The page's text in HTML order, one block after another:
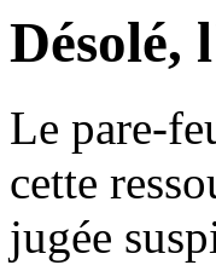
Désolé,
Le pare-
cette
jugée